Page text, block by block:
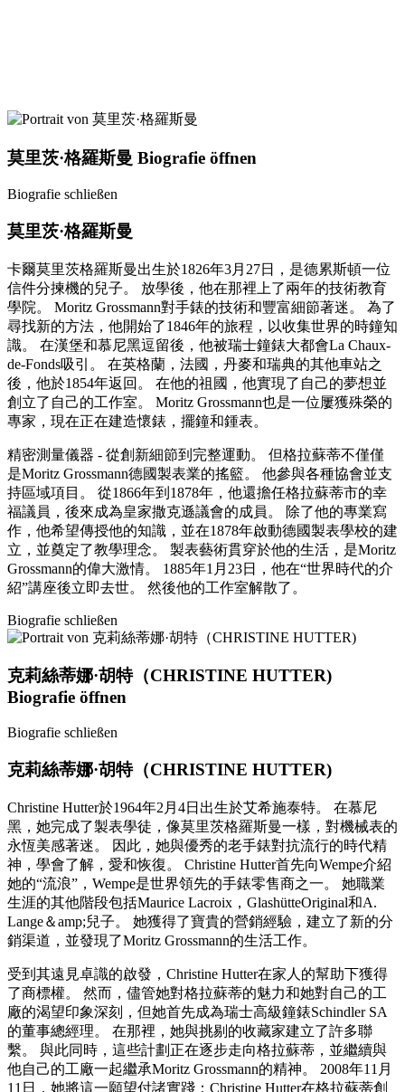
莫里茨·格羅斯曼 Biografie öffnen
Biografie schließen
莫里茨·格羅斯曼
卡爾莫里茨格羅斯曼出生於1826年3月27日，是德累斯頓一位
信件分揀機的兒子。 放學後，他在那裡上了兩年的技術教育
學院。 Moritz Grossmann對手錶的技術和豐富細節著迷。 為了
尋找新的方法，他開始了1846年的旅程，以收集世界的時鐘知
識。 在漢堡和慕尼黑逗留後，他被瑞士鐘錶大都會La Chaux-
de-Fonds吸引。 在英格蘭，法國，丹麥和瑞典的其他車站之
後，他於1854年返回。 在他的祖國，他實現了自己的夢想並
創立了自己的工作室。 Moritz Grossmann也是一位屢獲殊榮的
專家，現在正在建造懷錶，擺鐘和鍾表。
精密測量儀器 - 從創新細節到完整運動。 但格拉蘇蒂不僅僅
是Moritz Grossmann德國製表業的搖籃。 他參與各種協會並支
持區域項目。 從1866年到1878年，他還擔任格拉蘇蒂市的幸
福議員，後來成為皇家撒克遜議會的成員。 除了他的專業寫
作，他希望傳授他的知識，並在1878年啟動德國製表學校的建
立，並奠定了教學理念。 製表藝術貫穿於他的生活，是Moritz
Grossmann的偉大激情。 1885年1月23日，他在“世界時代的介
紹”講座後立即去世。 然後他的工作室解散了。
Biografie schließen
克莉絲蒂娜·胡特（CHRISTINE HUTTER)
Biografie öffnen
Biografie schließen
克莉絲蒂娜·胡特（CHRISTINE HUTTER)
Christine Hutter於1964年2月4日出生於艾希施泰特。 在慕尼
黑，她完成了製表學徒，像莫里茨格羅斯曼一樣，對機械表的
永恆美感著迷。 因此，她與優秀的老手錶對抗流行的時代精
神，學會了解，愛和恢復。 Christine Hutter首先向Wempe介紹
她的“流浪”，Wempe是世界領先的手錶零售商之一。 她職業
生涯的其他階段包括Maurice Lacroix，GlashütteOriginal和A.
Lange＆amp;兒子。 她獲得了寶貴的營銷經驗，建立了新的分
銷渠道，並發現了Moritz Grossmann的生活工作。
受到其遠見卓識的啟發，Christine Hutter在家人的幫助下獲得
了商標權。 然而，儘管她對格拉蘇蒂的魅力和她對自己的工
廠的渴望印象深刻，但她首先成為瑞士高級鐘錶Schindler SA
的董事總經理。 在那裡，她與挑剔的收藏家建立了許多聯
繫。 與此同時，這些計劃正在逐步走向格拉蘇蒂，並繼續與
他自己的工廠一起繼承Moritz Grossmann的精神。 2008年11月
11日，她將這一願望付諸實踐：Christine Hutter在格拉蘇蒂創